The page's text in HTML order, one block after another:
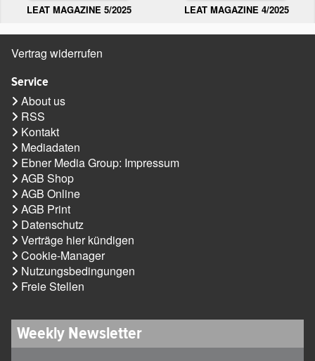
LEAT MAGAZINE 5/2025 LEAT MAGAZINE 4/2025
Vertrag widerrufen
Service
About us
RSS
Kontakt
Mediadaten
Ebner Media Group: Impressum
AGB Shop
AGB Online
AGB Print
Datenschutz
Verträge hier kündigen
Cookie-Manager
Nutzungsbedingungen
Freie Stellen
Weekly Newsletter